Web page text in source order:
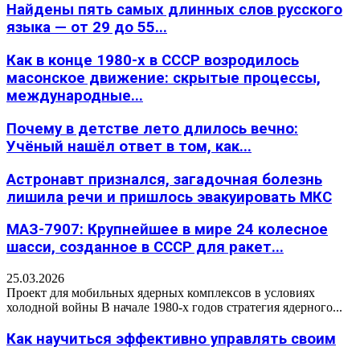
Найдены пять самых длинных слов русского
языка — от 29 до 55...
Как в конце 1980-х в СССР возродилось
масонское движение: скрытые процессы,
международные...
Почему в детстве лето длилось вечно:
Учёный нашёл ответ в том, как...
Астронавт признался, загадочная болезнь
лишила речи и пришлось эвакуировать МКС
МАЗ-7907: Крупнейшее в мире 24 колесное
шасси, созданное в СССР для ракет...
25.03.2026
Проект для мобильных ядерных комплексов в условиях
холодной войны В начале 1980-х годов стратегия ядерного...
Как научиться эффективно управлять своим